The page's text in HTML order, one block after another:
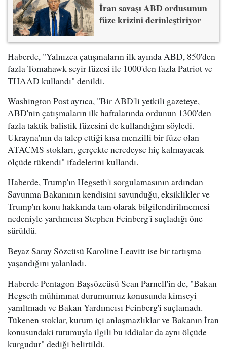
İran savaşı ABD ordusunun
füze krizini derinleştiriyor
Haberde, "Yalnızca çatışmaların ilk ayında ABD, 850'den
fazla Tomahawk seyir füzesi ile 1000'den fazla Patriot ve
THAAD kullandı" denildi.
Washington Post ayrıca, "Bir ABD'li yetkili gazeteye,
ABD'nin çatışmaların ilk haftalarında ordunun 1300'den
fazla taktik balistik füzesini de kullandığını söyledi.
Ukrayna'nın da talep ettiği kısa menzilli bir füze olan
ATACMS stokları, gerçekte neredeyse hiç kalmayacak
ölçüde tükendi" ifadelerini kullandı.
Haberde, Trump'ın Hegseth'i sorgulamasının ardından
Savunma Bakanının kendisini savunduğu, eksiklikler ve
Trump'ın konu hakkında tam olarak bilgilendirilmemesi
nedeniyle yardımcısı Stephen Feinberg'i suçladığı öne
sürüldü.
Beyaz Saray Sözcüsü Karoline Leavitt ise bir tartışma
yaşandığını yalanladı.
Haberde Pentagon Başsözcüsü Sean Parnell'in de, "Bakan
Hegseth mühimmat durumumuz konusunda kimseyi
yanıltmadı ve Bakan Yardımcısı Feinberg'i suçlamadı.
Tükenen stoklar, kurum içi anlaşmazlıklar ve Bakanın İran
konusundaki tutumuyla ilgili bu iddialar da aynı ölçüde
kurgudur" dediği belirtildi.